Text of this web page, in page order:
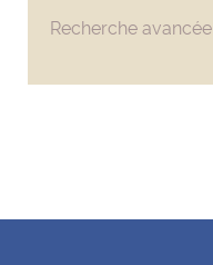
Recherche avancée